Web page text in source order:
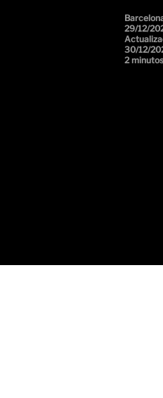
29/12/
30/12/
2 minutos